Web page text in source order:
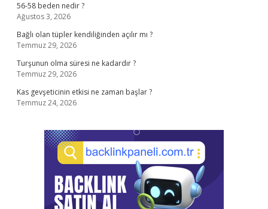
56-58 beden nedir ?
Ağustos 3, 2026
Bağlı olan tüpler kendiliğinden açılır mı ?
Temmuz 29, 2026
Turşunun olma süresi ne kadardır ?
Temmuz 29, 2026
Kas gevşeticinin etkisi ne zaman başlar ?
Temmuz 24, 2026